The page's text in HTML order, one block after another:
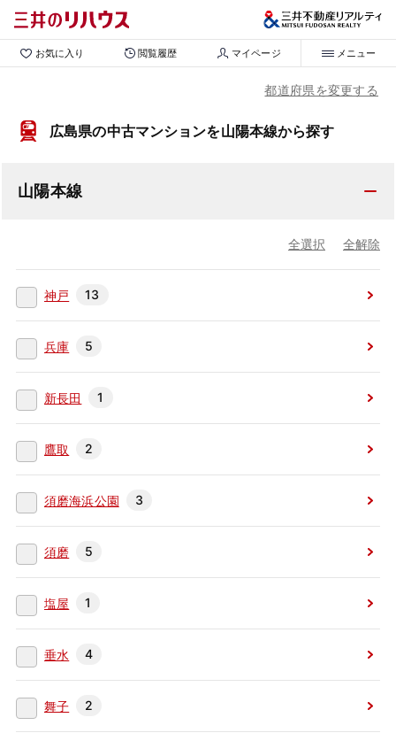
お気に入り 閲覧履歴 マイページ メニュー
都道府県を変更する
広島県の中古マンションを山陽本線から探す
山陽本線
全選択 全解除
神戸 13
兵庫 5
新長田 1
鷹取 2
須磨海浜公園 3
須磨 5
塩屋 1
垂水 4
舞子 2